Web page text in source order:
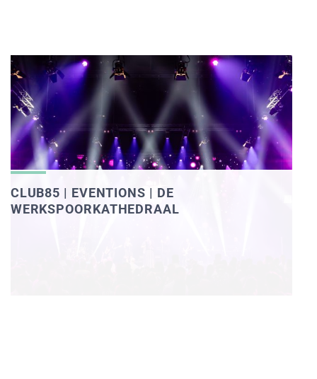
CLUB85 | EVENTIONS | DE
WERKSPOORKATHEDRAAL